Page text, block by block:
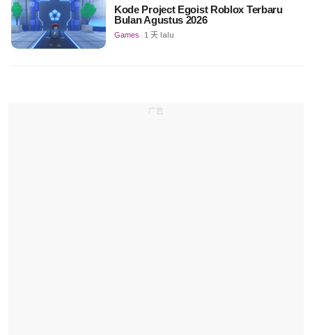
Kode Project Egoist Roblox Terbaru
Bulan Agustus 2026
Games 1 天 lalu
广告